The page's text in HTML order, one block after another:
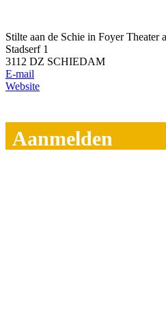
Stilte aan de Schie in Foyer Theater
Stadserf 1
3112 DZ SCHIEDAM
E-mail
Website
Aanmelden